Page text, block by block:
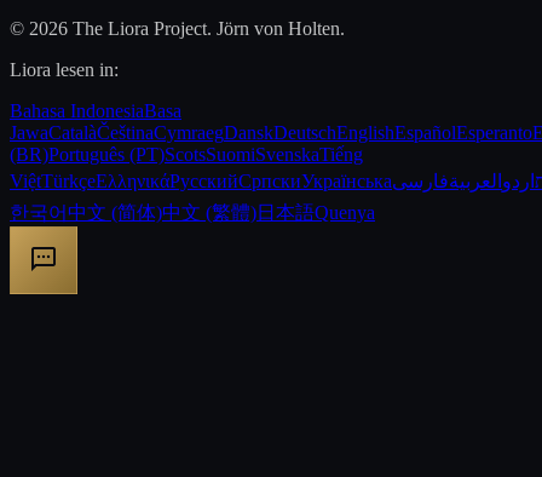
© 2026 The Liora Project. Jörn von Holten.
Liora lesen in:
Bahasa IndonesiaBasa
JawaCatalàČeštinaCymraegDanskDeutschEnglishEspañolEsperanto
(BR)Português (PT)ScotsSuomiSvenskaTiếng
ViệtTürkçeΕλληνικάРусскийСрпскиУкраїнська اردو العربيةفارسی
한국어中文 (简体)中文 (繁體)日本語Quenya